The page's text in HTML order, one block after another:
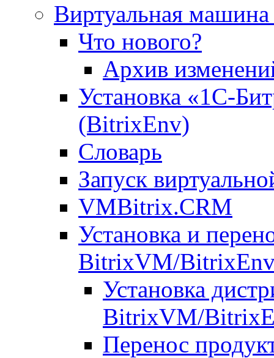
Виртуальная
Что нового?
Архив
Установка «1С-
(BitrixEnv)
Словарь
Запуск
VMBitrix.CRM
Установка и
BitrixVM/
Установка
BitrixVM/
Перенос